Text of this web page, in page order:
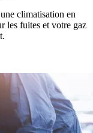
climatisation en
les fuites et votre gaz